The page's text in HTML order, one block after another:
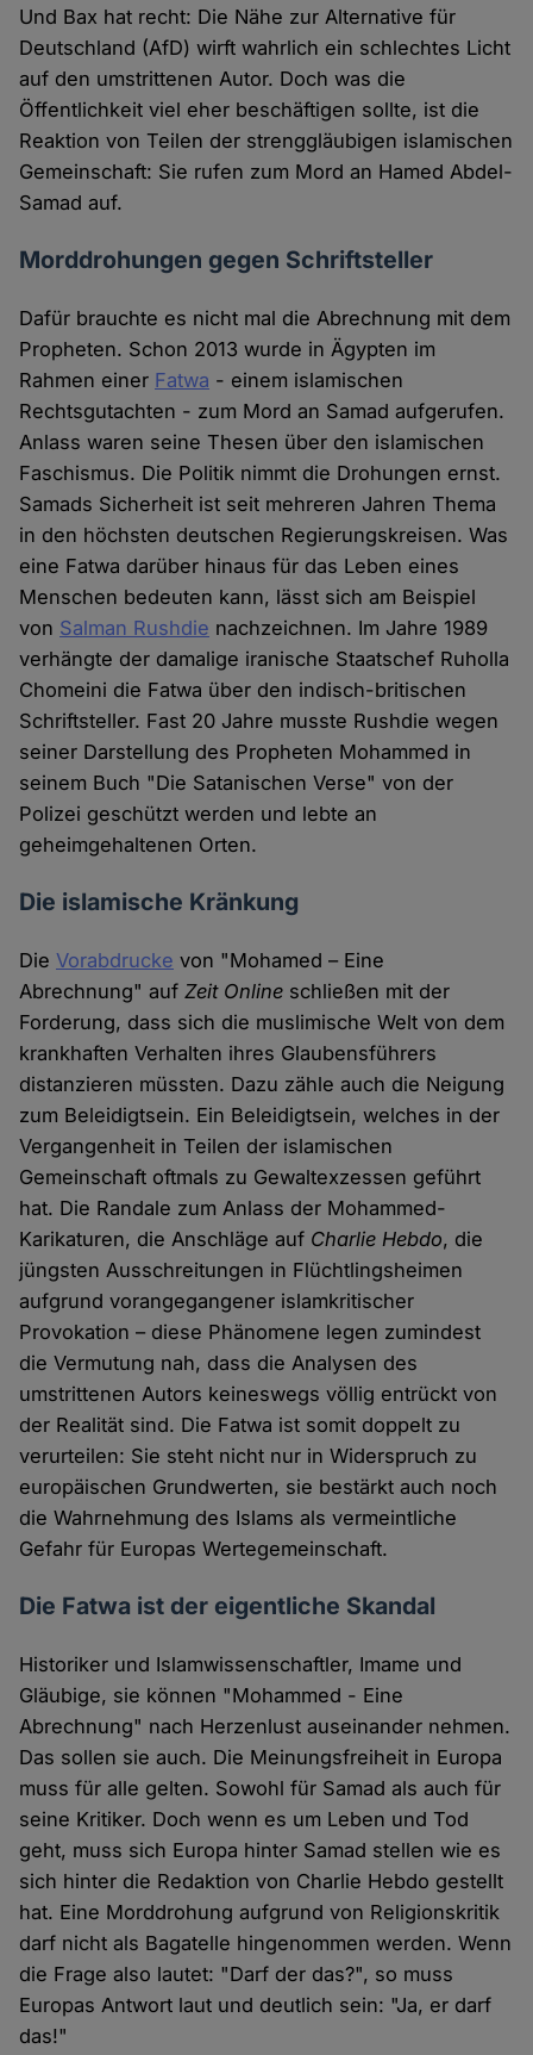
Und Bax hat recht: Die Nähe zur Alternative für
Deutschland (AfD) wirft wahrlich ein schlechtes Licht
auf den umstrittenen Autor. Doch was die
Öffentlichkeit viel eher beschäftigen sollte, ist die
Reaktion von Teilen der strenggläubigen islamischen
Gemeinschaft: Sie rufen zum Mord an Hamed Abdel-
Samad auf.
Morddrohungen gegen Schriftsteller
Dafür brauchte es nicht mal die Abrechnung mit dem
Propheten. Schon 2013 wurde in Ägypten im
Rahmen einer Fatwa - einem islamischen
Rechtsgutachten - zum Mord an Samad aufgerufen.
Anlass waren seine Thesen über den islamischen
Faschismus. Die Politik nimmt die Drohungen ernst.
Samads Sicherheit ist seit mehreren Jahren Thema
in den höchsten deutschen Regierungskreisen. Was
eine Fatwa darüber hinaus für das Leben eines
Menschen bedeuten kann, lässt sich am Beispiel
von Salman Rushdie nachzeichnen. Im Jahre 1989
verhängte der damalige iranische Staatschef Ruholla
Chomeini die Fatwa über den indisch-britischen
Schriftsteller. Fast 20 Jahre musste Rushdie wegen
seiner Darstellung des Propheten Mohammed in
seinem Buch "Die Satanischen Verse" von der
Polizei geschützt werden und lebte an
geheimgehaltenen Orten.
Die islamische Kränkung
DieVorabdrucke von "Mohamed – Eine
Abrechnung" aufZeit Online schließen mit der
Forderung, dass sich die muslimische Welt von dem
krankhaften Verhalten ihres Glaubensführers
distanzieren müssten. Dazu zähle auch die Neigung
zum Beleidigtsein. Ein Beleidigtsein, welches in der
Vergangenheit in Teilen der islamischen
Gemeinschaft oftmals zu Gewaltexzessen geführt
hat. Die Randale zum Anlass der Mohammed-
Karikaturen, die Anschläge auf Charlie Hebdo, die
jüngsten Ausschreitungen in Flüchtlingsheimen
aufgrund vorangegangener islamkritischer
Provokation – diese Phänomene legen zumindest
die Vermutung nah, dass die Analysen des
umstrittenen Autors keineswegs völlig entrückt von
der Realität sind. Die Fatwa ist somit doppelt zu
verurteilen: Sie steht nicht nur in Widerspruch zu
europäischen Grundwerten, sie bestärkt auch noch
die Wahrnehmung des Islams als vermeintliche
Gefahr für Europas Wertegemeinschaft.
Die Fatwa ist der eigentliche Skandal
Historiker und Islamwissenschaftler, Imame und
Gläubige, sie können "Mohammed - Eine
Abrechnung" nach Herzenlust auseinander nehmen.
Das sollen sie auch. Die Meinungsfreiheit in Europa
muss für alle gelten. Sowohl für Samad als auch für
seine Kritiker. Doch wenn es um Leben und Tod
geht, muss sich Europa hinter Samad stellen wie es
sich hinter die Redaktion von Charlie Hebdo gestellt
hat. Eine Morddrohung aufgrund von Religionskritik
darf nicht als Bagatelle hingenommen werden. Wenn
die Frage also lautet: "Darf der das?", so muss
Europas Antwort laut und deutlich sein: "Ja, er darf
das!"